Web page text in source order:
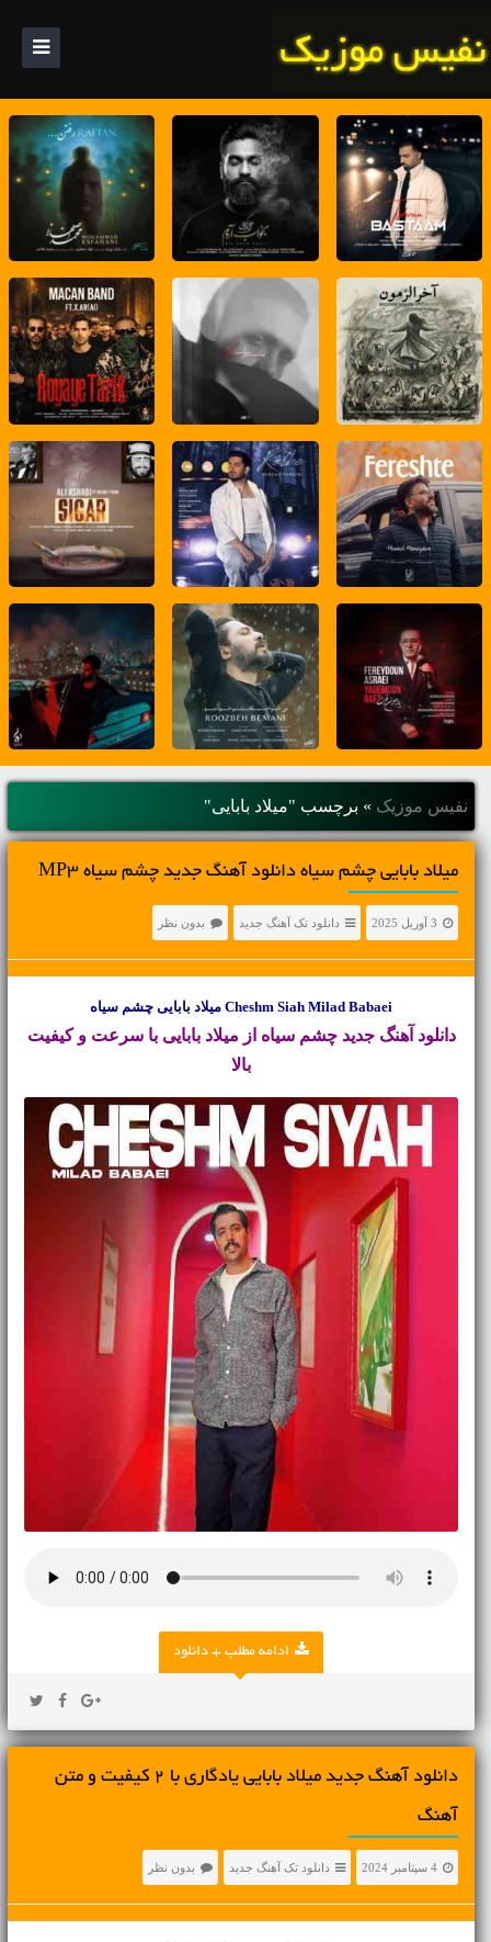
نفیس موزیک » برچسب "میلاد بابایی"
میلاد بابایی چشم سیاه دانلود آهنگ جدید چشم سیاه MP3
3 آوریل 2025 دانلود تک آهنگ جدید بدون نظر
Cheshm Siah Milad Babaei میلاد بابایی چشم سیاه
دانلود آهنگ جدید چشم سیاه از میلاد بابایی با سرعت و کیفیت
بالا
ادامه مطلب + دانلود
دانلود آهنگ جديد میلاد بابایی یادگاری با 2 کیفیت و متن
آهنگ
4 سپتامبر 2024 دانلود تک آهنگ جدید بدون نظر